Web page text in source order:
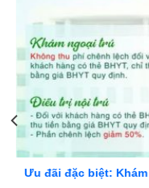
Ưu đãi đặc biệt: